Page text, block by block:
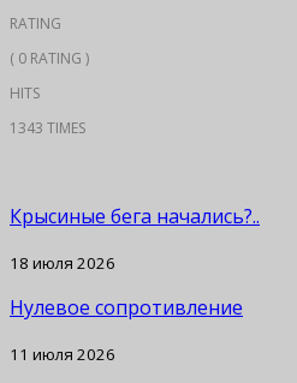
RATING
( 0 RATING )
HITS
1343 TIMES
Крысиные бега начались?..
18 июля 2026
Нулевое сопротивление
11 июля 2026